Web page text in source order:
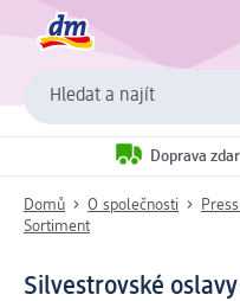
Hledat a najít
Doprava
Domů O společnosti
Sortiment
Silvestrovské